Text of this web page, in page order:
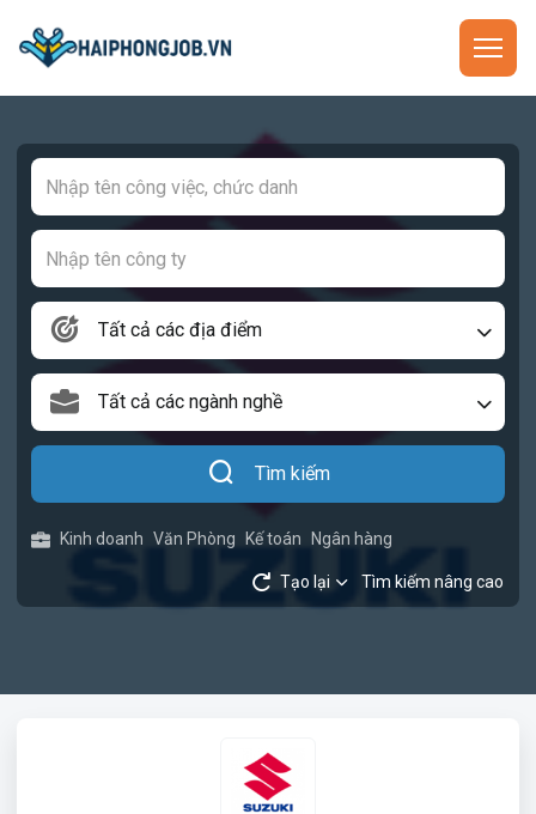
Tất cả các địa điểm
Tất cả các ngành nghề
Tìm kiếm
Kinh doanh Văn Phòng Kế toán Ngân hàng
Tạo lại Tìm kiếm nâng cao